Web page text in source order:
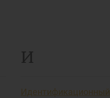
И
Идентификационный